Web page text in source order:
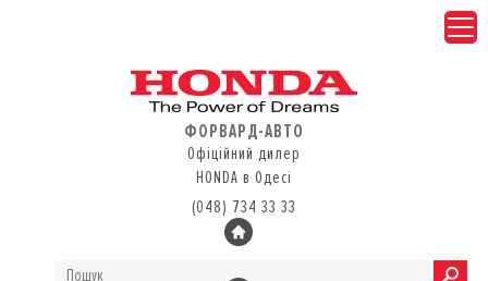
ФОРВАРД-АВТО
Офіційний дилер
HONDA в Одесі
(048) 734 33 33